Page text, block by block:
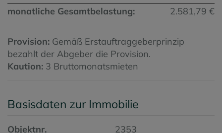
monatliche Gesamtbelastung:
2.581,79 €
Provision: Gemäß Erstauftraggeberprinzip
bezahlt der Abgeber die Provision.
Kaution: 3 Bruttomonatsmieten
Basisdaten zur Immobilie
Objektnr.
2353